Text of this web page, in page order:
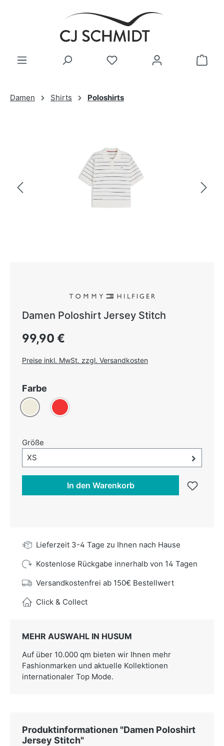
Zum Hauptinhalt springen
Damen Shirts Poloshirts
Damen Poloshirt Jersey Stitch
Regulärer Preis:
99,90 €
Preise inkl. MwSt. zzgl. Versandkosten
Farbe
Creme Rot
Größe
Größe-Auswahl öffnen, aktuell ausgewählt:
XS
In den Warenkorb
Lieferzeit 3-4 Tage zu Ihnen nach Hause
Kostenlose Rückgabe innerhalb von 14 Tagen
Versandkostenfrei ab 150€ Bestellwert
Click & Collect
MEHR AUSWAHL IN HUSUM
Auf über 10.000 qm bieten wir Ihnen mehr
Fashionmarken und aktuelle Kollektionen
internationaler Top Mode.
Produktinformationen "Damen Poloshirt
Jersey Stitch"